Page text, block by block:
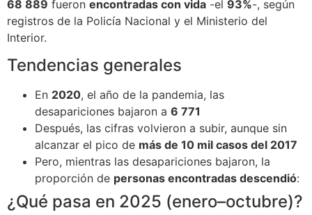
68 889 fueron encontradas con vida -el 93%-, según
registros de la Policía Nacional y el Ministerio del
Interior.
Tendencias generales
En 2020, el año de la pandemia, las
desapariciones bajaron a 6 771
Después, las cifras volvieron a subir, aunque sin
alcanzar el pico de más de 10 mil casos del 2017
Pero, mientras las desapariciones bajaron, la
proporción de personas encontradas descendió:
¿Qué pasa en 2025 (enero–octubre)?